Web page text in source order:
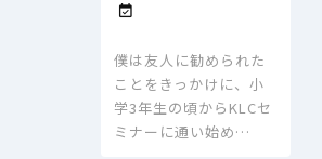

僕は友人に勧められた
ことをきっかけに、小
学3年生の頃からKLCセ
ミナーに通い始め…